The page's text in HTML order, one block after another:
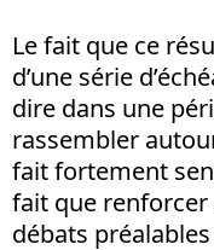
Le fait que ce
d’une série
dire dans une
rassembler
fait fortement
fait que renforcer
débats